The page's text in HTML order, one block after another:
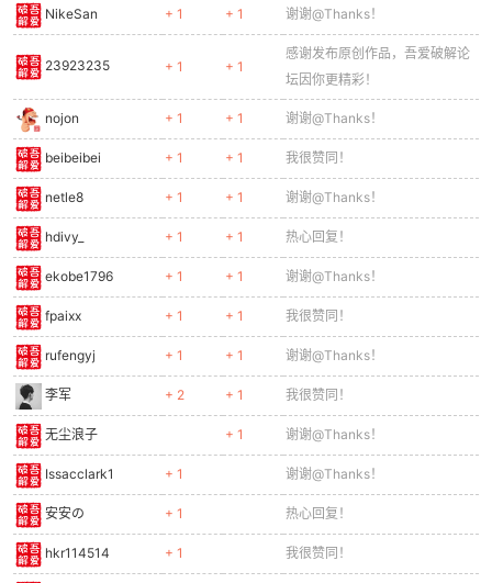
NikeSan + 1 + 1 谢谢@Thanks！
23923235 + 1 + 1
感谢发布原创作品，吾爱破解论
坛因你更精彩！
nojon + 1 + 1 谢谢@Thanks！
beibeibei + 1 + 1 我很赞同！
netle8 + 1 + 1 谢谢@Thanks！
hdivy_ + 1 + 1 热心回复！
ekobe1796 + 1 + 1 谢谢@Thanks！
fpaixx + 1 + 1 我很赞同！
rufengyj + 1 + 1 谢谢@Thanks！
李军 + 2 + 1 我很赞同！
无尘浪子 + 1 谢谢@Thanks！
Issacclark1 + 1 谢谢@Thanks！
安安の + 1 热心回复！
hkr114514 + 1 我很赞同！